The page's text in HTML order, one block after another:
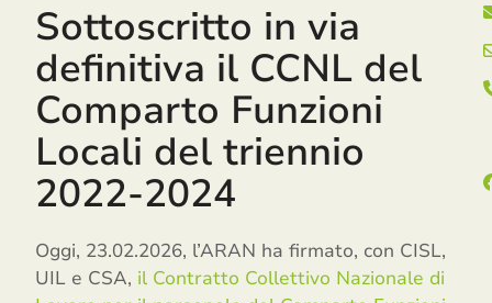
Sottoscritto in via
definitiva il CCNL del
Comparto Funzioni
Locali del triennio
2022-2024
Oggi, 23.02.2026, l’ARAN ha firmato, con CISL,
UIL e CSA, il Contratto Collettivo Nazionale di